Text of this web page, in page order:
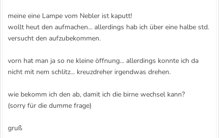
meine eine Lampe vom Nebler ist kaputt!
wollt heut den aufmachen... allerdings hab ich über eine halbe std.
versucht den aufzubekommen.
vorn hat man ja so ne kleine öffnung... allerdings konnte ich da
nicht mit nem schlitz... kreuzdreher irgendwas drehen.
wie bekomm ich den ab, damit ich die birne wechsel kann?
(sorry für die dumme frage)
gruß